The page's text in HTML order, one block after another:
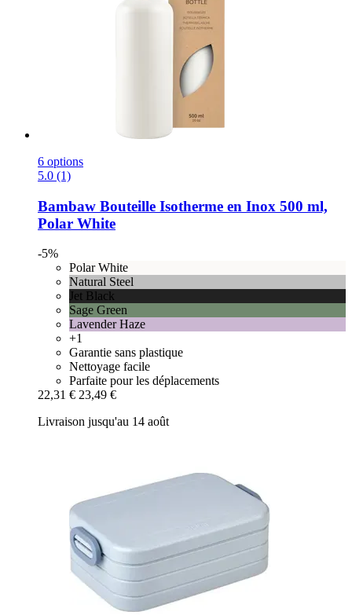
6 options
5.0 (1)
Bambaw Bouteille Isotherme en Inox 500 ml,
Polar White
-5%
Polar White
Natural Steel
Jet Black
Sage Green
Lavender Haze
+1
Garantie sans plastique
Nettoyage facile
Parfaite pour les déplacements
22,31 € 23,49 €
Livraison jusqu'au 14 août